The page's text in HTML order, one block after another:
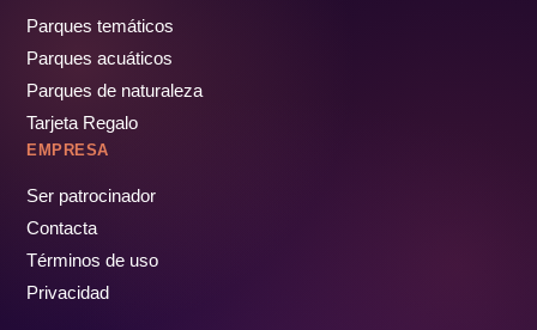
Parques temáticos
Parques acuáticos
Parques de naturaleza
Tarjeta Regalo
EMPRESA
Ser patrocinador
Contacta
Términos de uso
Privacidad